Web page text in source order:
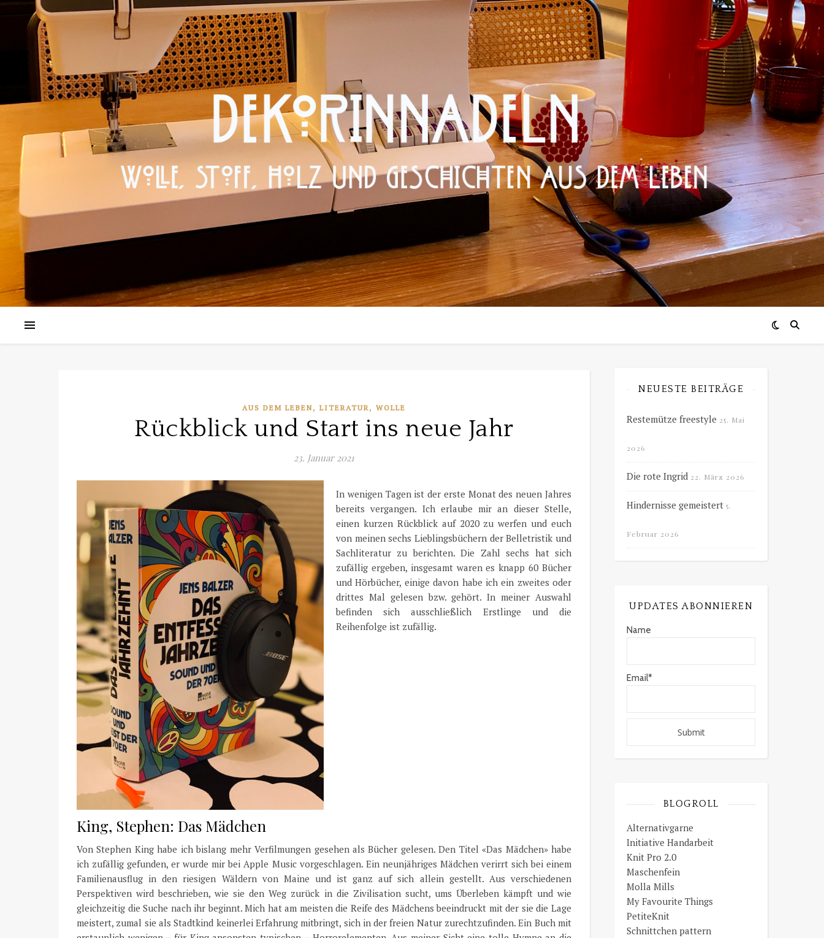
AUS DEM LEBEN, LITERATUR, WOLLE
Rückblick und Start ins neue Jahr
23. Januar 2021
In wenigen Tagen ist der erste Monat des neuen Jahres
bereits vergangen. Ich erlaube mir an dieser Stelle,
einen kurzen Rückblick auf 2020 zu werfen und euch
von meinen sechs Lieblingsbüchern der Belletristik und
Sachliteratur zu berichten. Die Zahl sechs hat sich
zufällig ergeben, insgesamt waren es knapp 60 Bücher
und Hörbücher, einige davon habe ich ein zweites oder
drittes Mal gelesen bzw. gehört. In meiner Auswahl
befinden sich ausschließlich Erstlinge und die
Reihenfolge ist zufällig.
King, Stephen: Das Mädchen
Von Stephen King habe ich bislang mehr Verfilmungen gesehen als Bücher gelesen. Den Titel «Das Mädchen» habe
ich zufällig gefunden, er wurde mir bei Apple Music vorgeschlagen. Ein neunjähriges Mädchen verirrt sich bei einem
Familienausflug in den riesigen Wäldern von Maine und ist ganz auf sich allein gestellt. Aus verschiedenen
Perspektiven wird beschrieben, wie sie den Weg zurück in die Zivilisation sucht, ums Überleben kämpft und wie
gleichzeitig die Suche nach ihr beginnt. Mich hat am meisten die Reife des Mädchens beeindruckt mit der sie die Lage
meistert, zumal sie als Stadtkind keinerlei Erfahrung mitbringt, sich in der freien Natur zurechtzufinden. Ein Buch mit
NEUESTE BEITRÄGE
Restemütze freestyle 25. Mai
2026
Die rote Ingrid 22. März 2026
Hindernisse gemeistert 5.
Februar 2026
UPDATES ABONNIEREN
Name
Email*
BLOGROLL
Alternativgarne
Initiative Handarbeit
Knit Pro 2.0
Maschenfein
Molla Mills
My Favourite Things
PetiteKnit
Schnittchen pattern